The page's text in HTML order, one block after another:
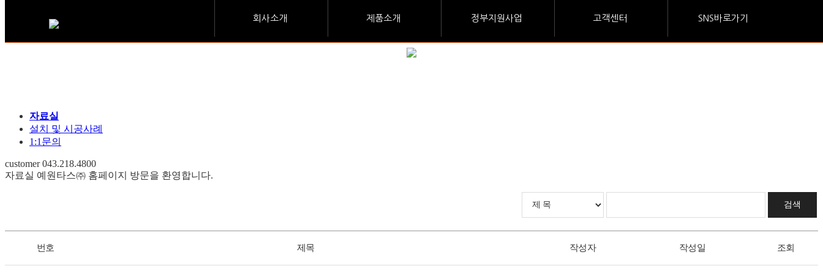
회사소개 제품소개 정부지원사업 고객센터 SNS바로가기
자료실
설치 및 시공사례
1:1문의
customer043.218.4800
자료실 예원타스㈜ 홈페이지 방문을 환영합니다.
검색
번호 제목 작성자 작성일 조회